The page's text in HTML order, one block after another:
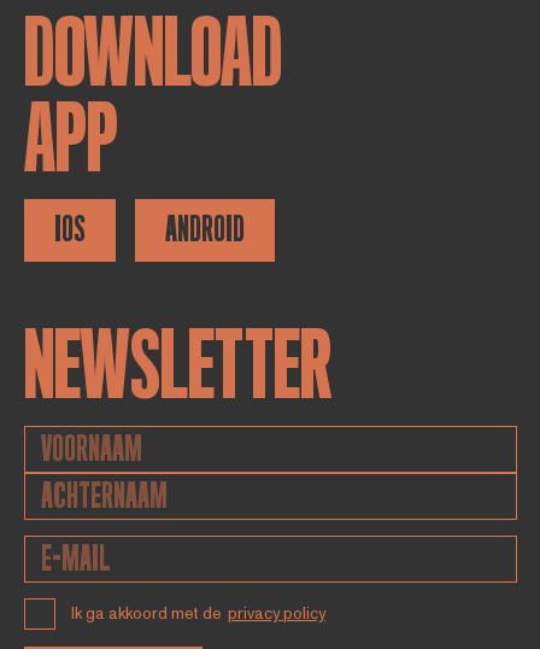
DOWNLOAD
APP
IOS ANDROID
NEWSLETTER
Ik ga akkoord met de privacy policy